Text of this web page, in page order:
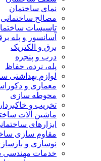
نمای ساختمان
مصالح ساختمانی
تاسیسات
آسانسور و پله
برق و الکتریک
درب و پنجره
پله، نرده، حفاظ
لوازم بهداشتی
معماری و
محوطه سازی
تخریب و
ماشین آلات
ابزارهای
مقاوم سازی
نوسازی و
خدمات مهندسی